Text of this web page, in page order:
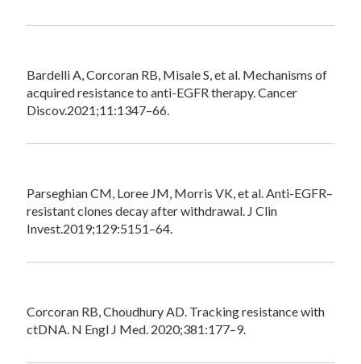
Bardelli A, Corcoran RB, Misale S, et al. Mechanisms of
acquired resistance to anti-EGFR therapy. Cancer
Discov.2021;11:1347–66.
Parseghian CM, Loree JM, Morris VK, et al. Anti-EGFR–
resistant clones decay after withdrawal. J Clin
Invest.2019;129:5151–64.
Corcoran RB, Choudhury AD. Tracking resistance with
ctDNA. N Engl J Med. 2020;381:177–9.